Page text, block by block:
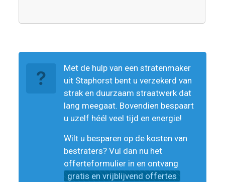
Met de hulp van een stratenmaker
uit Staphorst bent u verzekerd van
strak en duurzaam straatwerk dat
lang meegaat. Bovendien bespaart
u uzelf héél veel tijd en energie!
Wilt u besparen op de kosten van
bestraters? Vul dan nu het
offerteformulier in en ontvang
gratis en vrijblijvend offertes